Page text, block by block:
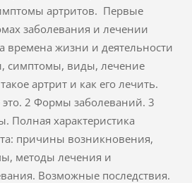
артритов. Первые
заболевания и лечении
времена жизни и деятельности
симптомы, виды, лечение
артрит и как его лечить.
2 Формы заболеваний. 3
характеристика
причины возникновения,
методы лечения и
Возможные последствия.